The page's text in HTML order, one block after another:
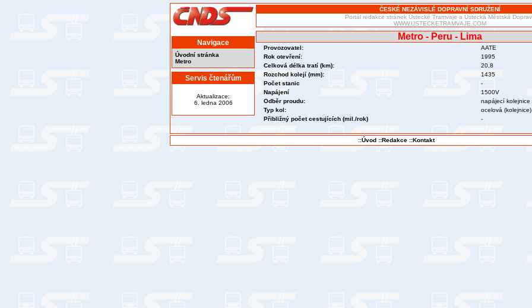
Navigace
Úvodní stránka
Metro
Servis čtenářům
Aktualizace:
6. ledna 2006
ČESKÉ NEZÁVISLÉ DOPRAVNÍ SDRUŽENÍ
Portál redakce stránek Ústecké Tramvaje a Ústecká Městská
WWW.USTECKETRAMVAJE.COM
Metro - Peru - Lima
Provozovatel:
AATE
Rok otevření:
1995
Celková délka tratí (km):
20,8
Rozchod kolejí (mm):
1435
Počet stanic
-
Napájení
1500V
Odběr proudu:
napájecí kolejnice
Typ kol:
ocelová (kolejnice)
Přibližný počet cestujících (mil./rok)
-
::Úvod ::Redakce ::Kontakt